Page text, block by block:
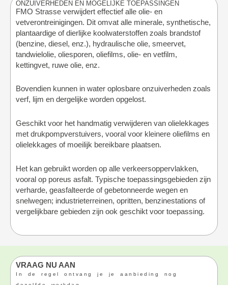
ONZUIVERHEDEN EN MOGELIJKE TOEPASSINGEN
FMO Strasse verwijdert effectief alle olie- en
vetverontreinigingen. Dit omvat alle minerale, synthetische,
plantaardige of dierlijke koolwaterstoffen zoals brandstof
(benzine, diesel, enz.), hydraulische olie, smeervet,
tandwielolie, oliesporen, oliefilms, olie- en vetfilm,
kettingvet, ruwe olie, enz.
Bovendien kunnen in water oplosbare onzuiverheden zoals
verf, lijm en dergelijke worden opgelost.
Geschikt voor het handmatig verwijderen van olielekkages
met drukpompverstuivers, vooral voor kleinere oliefilms en
olielekkages of moeilijk bereikbare plaatsen.
Het kan gebruikt worden op alle verkeersoppervlakken,
vooral op poreus asfalt. Typische toepassingsgebieden zijn
verharde, geasfalteerde of gebetonneerde wegen en
snelwegen; industrieterreinen, opritten, benzinestations of
vergelijkbare gebieden zijn ook geschikt voor toepassing.
VRAAG NU AAN
In de regel ontvang je je aanbieding nog